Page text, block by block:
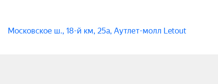
Московское ш., 18-й км, 25а, Аутлет-молл Letout